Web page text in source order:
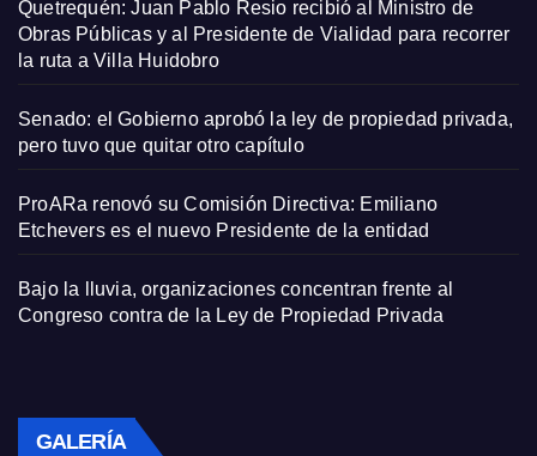
Quetrequén: Juan Pablo Resio recibió al Ministro de
Obras Públicas y al Presidente de Vialidad para recorrer
la ruta a Villa Huidobro
Senado: el Gobierno aprobó la ley de propiedad privada,
pero tuvo que quitar otro capítulo
ProARa renovó su Comisión Directiva: Emiliano
Etchevers es el nuevo Presidente de la entidad
Bajo la lluvia, organizaciones concentran frente al
Congreso contra de la Ley de Propiedad Privada
GALERÍA